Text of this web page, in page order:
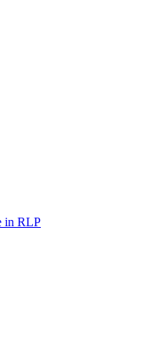
in RLP